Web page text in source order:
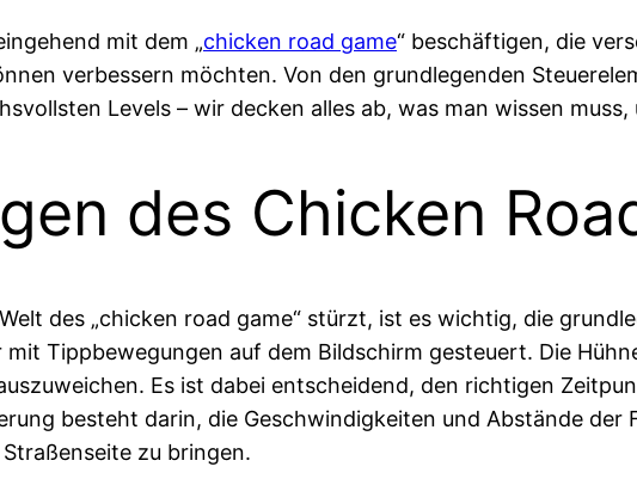
mit dem „chicken road game“ beschäftigen, die
verbessern möchten. Von den grundlegenden
Levels – wir decken alles ab, was man wissen
des Chicken
des „chicken road game“ stürzt, ist es wichtig, die
Tippbewegungen auf dem Bildschirm gesteuert. Die
Es ist dabei entscheidend, den richtigen
besteht darin, die Geschwindigkeiten und Abstände
zu bringen.